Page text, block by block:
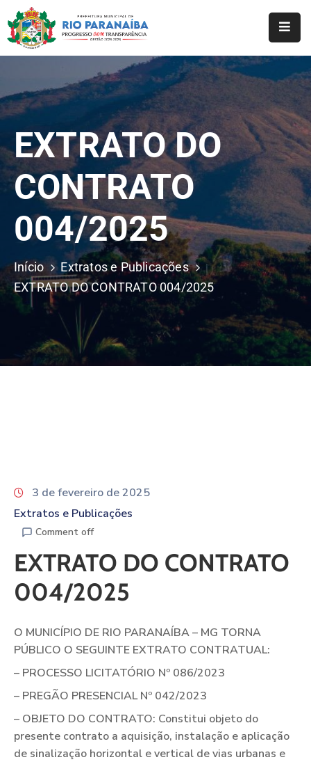
O
Município
Prefeitura
Notícias
Serviços
Transparência
Webmail
EXTRATO DO
CONTRATO
004/2025
Início
Extratos e Publicações
EXTRATO DO CONTRATO 004/2025
3 de fevereiro de 2025
Extratos e Publicações
Comment off
EXTRATO DO CONTRATO
004/2025
O MUNICÍPIO DE RIO PARANAÍBA – MG TORNA
PÚBLICO O SEGUINTE EXTRATO CONTRATUAL:
– PROCESSO LICITATÓRIO Nº 086/2023
– PREGÃO PRESENCIAL Nº 042/2023
– OBJETO DO CONTRATO: Constitui objeto do
presente contrato a aquisição, instalação e aplicação
de sinalização horizontal e vertical de vias urbanas e